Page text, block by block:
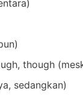
though
sedangkan)